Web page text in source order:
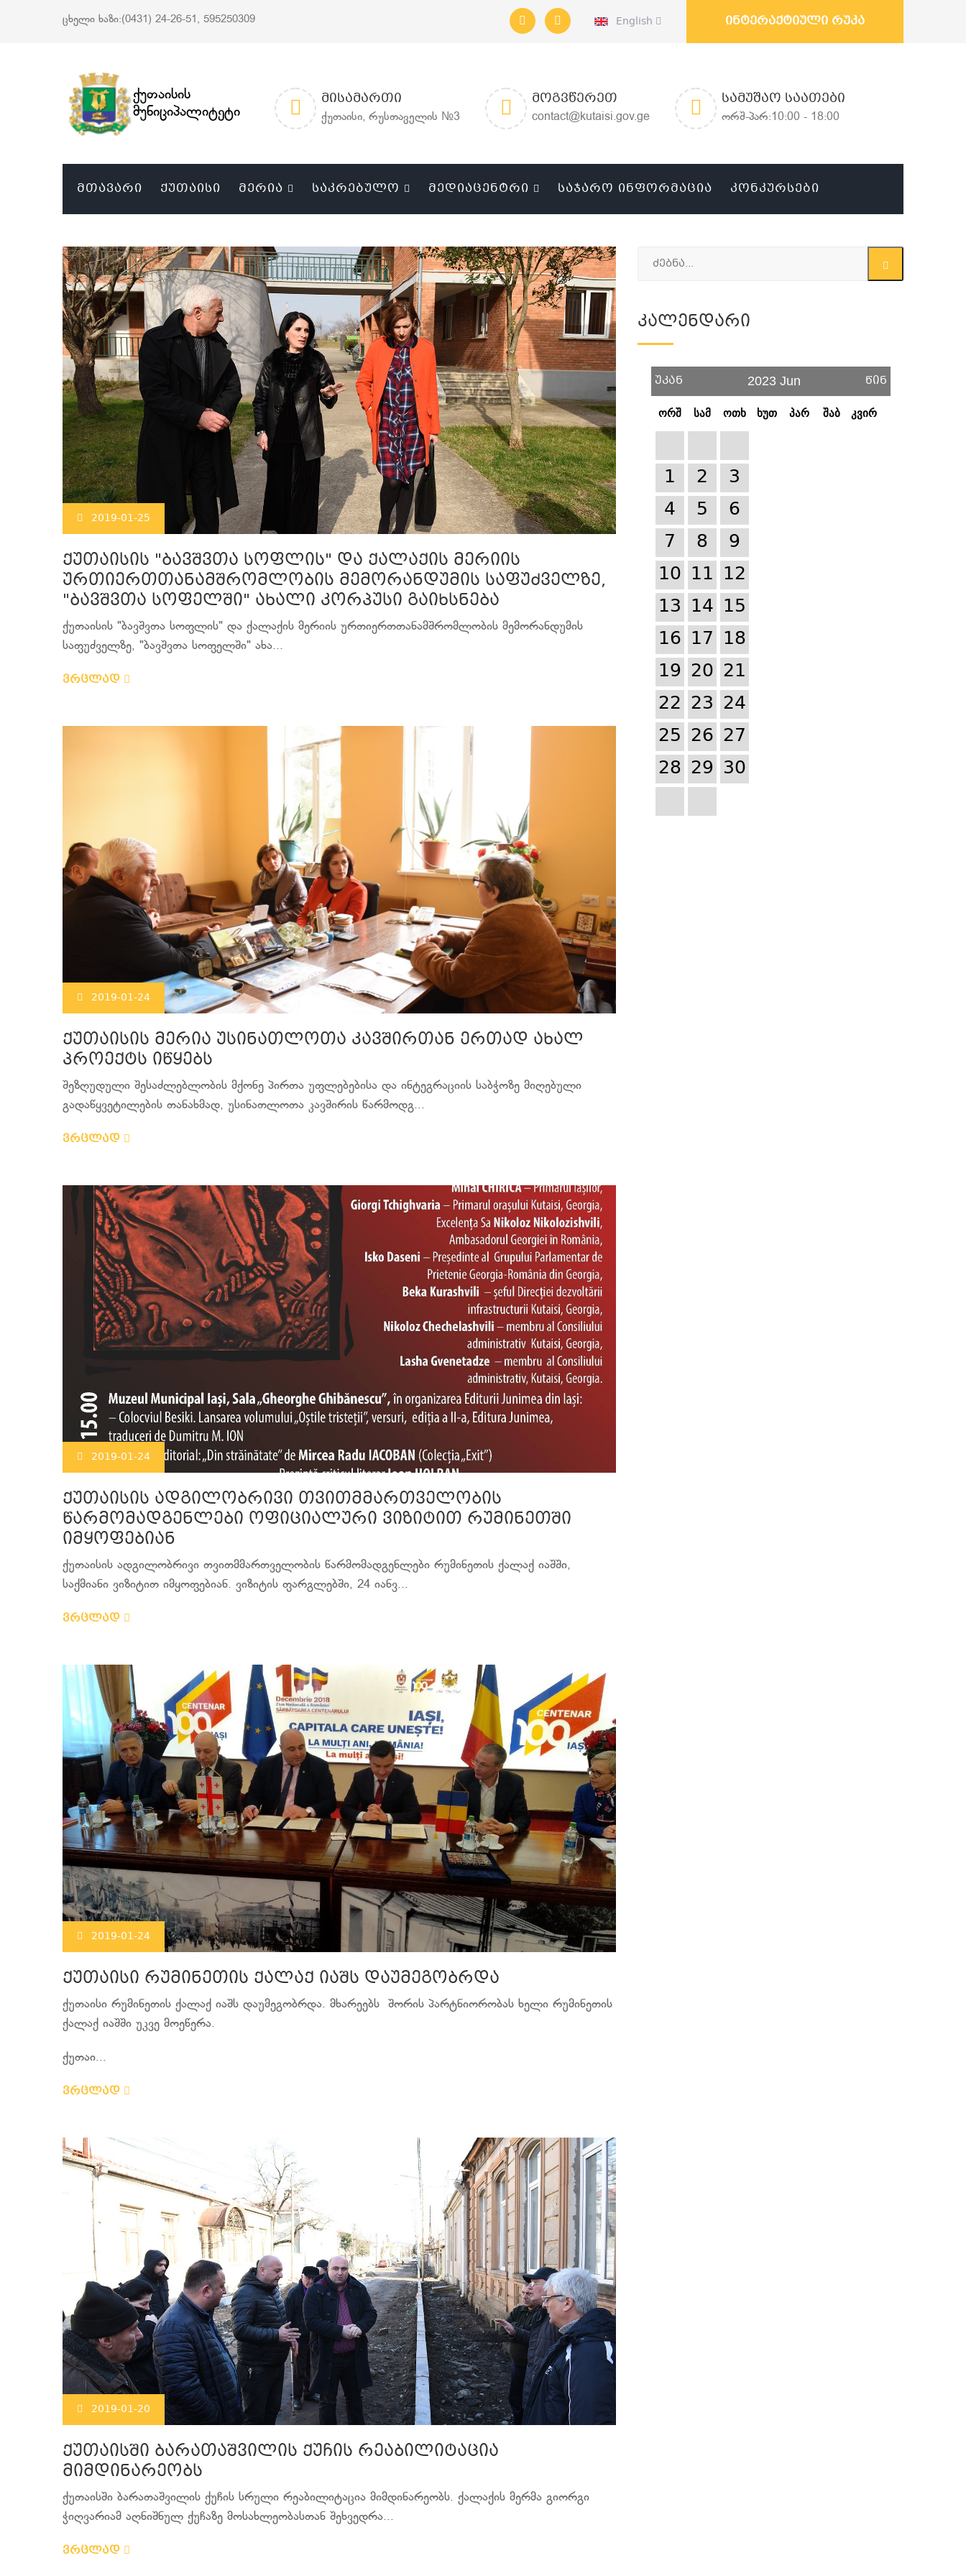
ცხელი ხაზი:(0431) 24-26-51, 595250309 English ინტერაქტიული რუკა
ქუთაისის
მუნიციპალიტეტი
ᲛᲘᲡᲐᲛᲐᲠᲗᲘ
ქუთაისი, რუსთაველის №3
ᲛᲝᲒᲕᲬᲔᲠᲔᲗ
contact@kutaisi.gov.ge
ᲡᲐᲛᲣᲨᲐᲝ ᲡᲐᲐᲗᲔᲑᲘ
ორშ-პარ:10:00 - 18:00
ᲛᲗᲐᲕᲐᲠᲘ ᲥᲣᲗᲐᲘᲡᲘ ᲛᲔᲠᲘᲐ ᲡᲐᲙᲠᲔᲑᲣᲚᲝ ᲛᲔᲓᲘᲐᲪᲔᲜᲢᲠᲘ ᲡᲐᲯᲐᲠᲝ ᲘᲜᲤᲝᲠᲛᲐᲪᲘᲐ ᲙᲝᲜᲙᲣᲠᲡᲔᲑᲘ
2019-01-25
ქუთაისის "ბავშვთა სოფლის" და ქალაქის მერიის
ურთიერთთანამშრომლობის მემორანდუმის საფუძველზე,
"ბავშვთა სოფელში" ახალი კორპუსი გაიხსნება
ქუთაისის "ბავშვთა სოფლის" და ქალაქის მერიის ურთიერთთანამშრომლობის მემორანდუმის
საფუძველზე, "ბავშვთა სოფელში" ახა...
ვრცლად
2019-01-24
ქუთაისის მერია უსინათლოთა კავშირთან ერთად ახალ
პროექტს იწყებს
შეზღუდული შესაძლებლობის მქონე პირთა უფლებებისა და ინტეგრაციის საბჭოზე მიღებული
გადაწყვეტილების თანახმად, უსინათლოთა კავშირის წარმოდგ...
ვრცლად
2019-01-24
ქუთაისის ადგილობრივი თვითმმართველობის
წარმომადგენლები ოფიციალური ვიზიტით რუმინეთში
იმყოფებიან
ქუთაისის ადგილობრივი თვითმმართველობის წარმომადგენლები რუმინეთის ქალაქ იაშში,
საქმიანი ვიზიტით იმყოფებიან. ვიზიტის ფარგლებში, 24 იანვ...
ვრცლად
2019-01-24
ქუთაისი რუმინეთის ქალაქ იაშს დაუმეგობრდა
ქუთაისი რუმინეთის ქალაქ იაშს დაუმეგობრდა. მხარეებს შორის პარტნიორობას ხელი რუმინეთის
ქალაქ იაშში უკვე მოეწერა.
ქუთაი...
ვრცლად
2019-01-20
ქუთაისში ბარათაშვილის ქუჩის რეაბილიტაცია
მიმდინარეობს
ქუთაისში ბარათაშვილის ქუჩის სრული რეაბილიტაცია მიმდინარეობს. ქალაქის მერმა გიორგი
ჭიღვარიამ აღნიშნულ ქუჩაზე მოსახლეობასთან შეხვედრა...
ვრცლად
Კალენდარი
უკან 2023 Jun წინ
ორშ სამ ოთხ ხუთ პარ შაბ კვირ
1 2
3
4
5
6
7
8
9
10 11 12
13 14 15
16 17 18
19 20 21
22 23 24
25 26 27
28 29 30